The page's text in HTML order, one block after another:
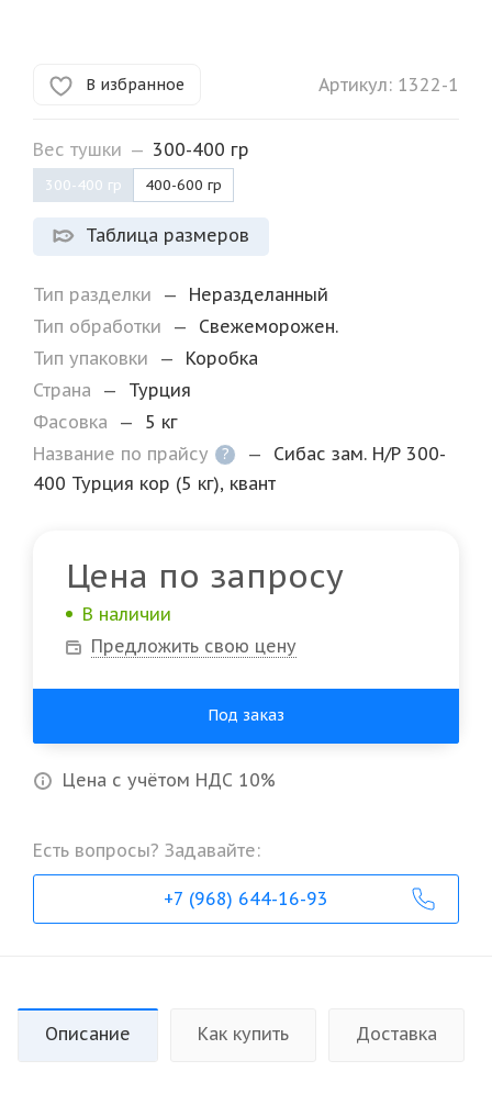
В избранное Артикул: 1322-1
Вес тушки — 300-400 гр
300-400 гр 400-600 гр
Таблица размеров
Тип разделки —
Неразделанный
Тип обработки
—
Свежеморожен.
Тип упаковки
—
Коробка
Страна
—
Турция
Фасовка
—
5 кг
Название по прайсу
? —
Сибас зам. Н/Р 300-
400 Турция кор (5 кг), квант
Цена по запросу
В наличии
Предложить свою цену
Под заказ
Цена с учётом НДС 10%
Есть вопросы? Задавайте:
+7 (968) 644-16-93
Описание Как купить Доставка